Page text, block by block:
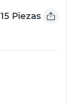
Piezas